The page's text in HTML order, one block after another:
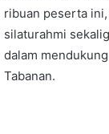
ribuan peserta
silaturahmi
dalam
Tabanan.